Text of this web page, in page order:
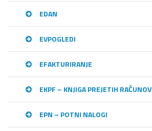
EDAN
EVPOGLEDI
EFAKTURIRANJE
EKPF – KNJIGA PREJETIH RAČUNOV
EPN – POTNI NALOGI